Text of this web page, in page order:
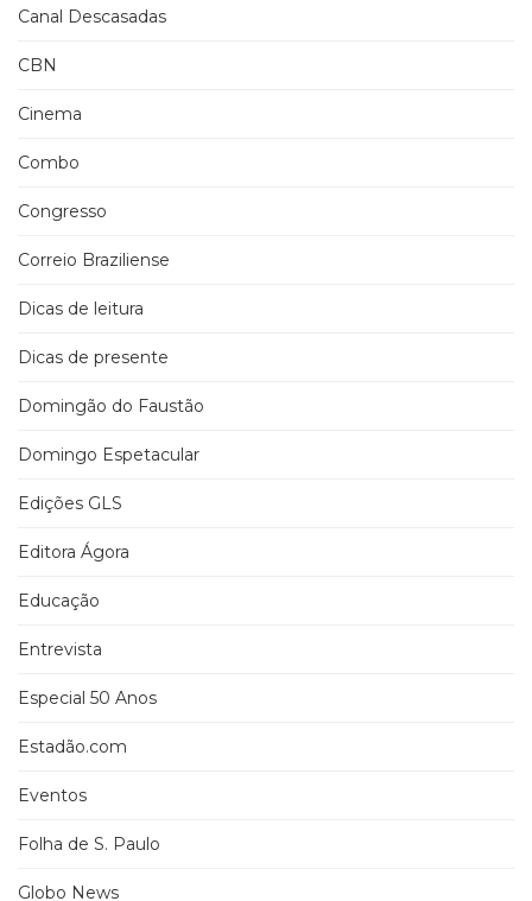
Canal Descasadas
CBN
Cinema
Combo
Congresso
Correio Braziliense
Dicas de leitura
Dicas de presente
Domingão do Faustão
Domingo Espetacular
Edições GLS
Editora Ágora
Educação
Entrevista
Especial 50 Anos
Estadão.com
Eventos
Folha de S. Paulo
Globo News